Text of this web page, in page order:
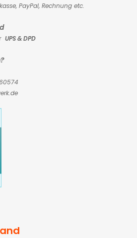
PayPal, Rechnung etc.
UPS & DPD